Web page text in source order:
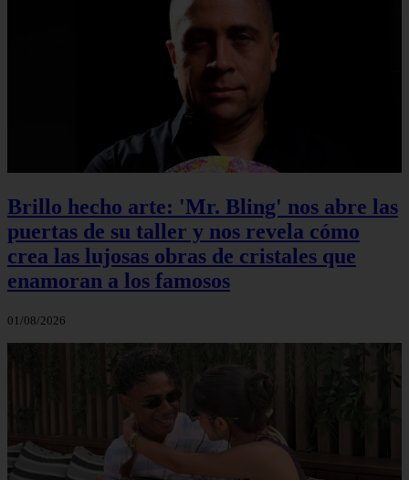
Brillo hecho arte: 'Mr. Bling' nos abre las
puertas de su taller y nos revela cómo
crea las lujosas obras de cristales que
enamoran a los famosos
01/08/2026